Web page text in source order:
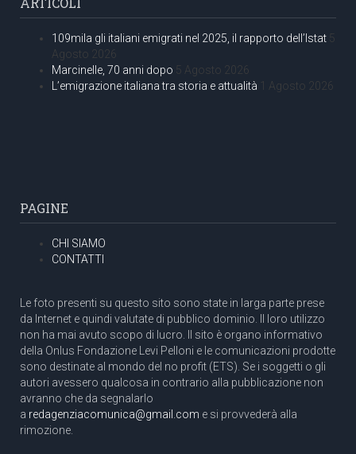
109mila gli italiani emigrati nel 2025, il rapporto dell’Istat 5
Agosto 2026
Marcinelle, 70 anni dopo 5 Agosto 2026
L’emigrazione italiana tra storia e attualità 1 Agosto 2026
PAGINE
CHI SIAMO
CONTATTI
Le foto presenti su questo sito sono state in larga parte prese
da Internet e quindi valutate di pubblico dominio. Il loro utilizzo
non ha mai avuto scopo di lucro. Il sito è organo informativo
della Onlus Fondazione Levi Pelloni e le comunicazioni prodotte
sono destinate al mondo del no profit (ETS). Se i soggetti o gli
autori avessero qualcosa in contrario alla pubblicazione non
avranno che da segnalarlo
a redagenziacomunica@gmail.com e si provvederà alla
rimozione.